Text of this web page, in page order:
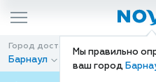
Мы правильно
ваш город
Город доставки
Барнаул